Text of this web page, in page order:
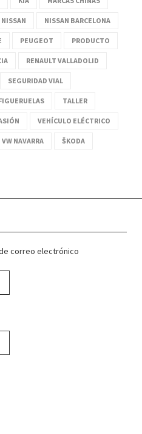
NISSAN NISSAN BARCELONA
PEUGEOT PRODUCTO
RENAULT VALLADOLID
SEGURIDAD VIAL
TALLER
VEHÍCULO ELÉCTRICO
VW NAVARRA ŠKODA
correo electrónico